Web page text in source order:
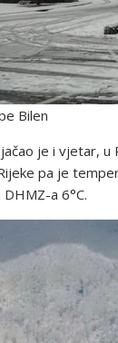
Bilen
je i vjetar, u
pa je
a 6°C.